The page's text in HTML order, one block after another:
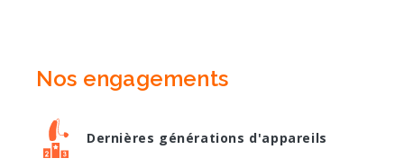
Nos engagements
Dernières générations d'appareils